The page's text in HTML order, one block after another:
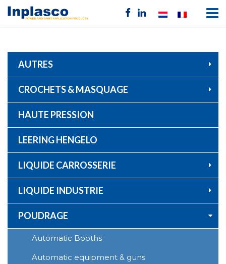
AUTRES
CROCHETS & MASQUAGE
HAUTE PRESSION
LEERING HENGELO
LIQUIDE CARROSSERIE
LIQUIDE INDUSTRIE
POUDRAGE
Automatic Booths
Automatic equipment & guns